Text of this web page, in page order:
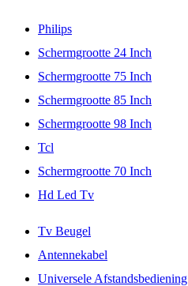
Philips
Schermgrootte 24 Inch
Schermgrootte 75 Inch
Schermgrootte 85 Inch
Schermgrootte 98 Inch
Tcl
Schermgrootte 70 Inch
Hd Led Tv
Tv Beugel
Antennekabel
Universele Afstandsbediening